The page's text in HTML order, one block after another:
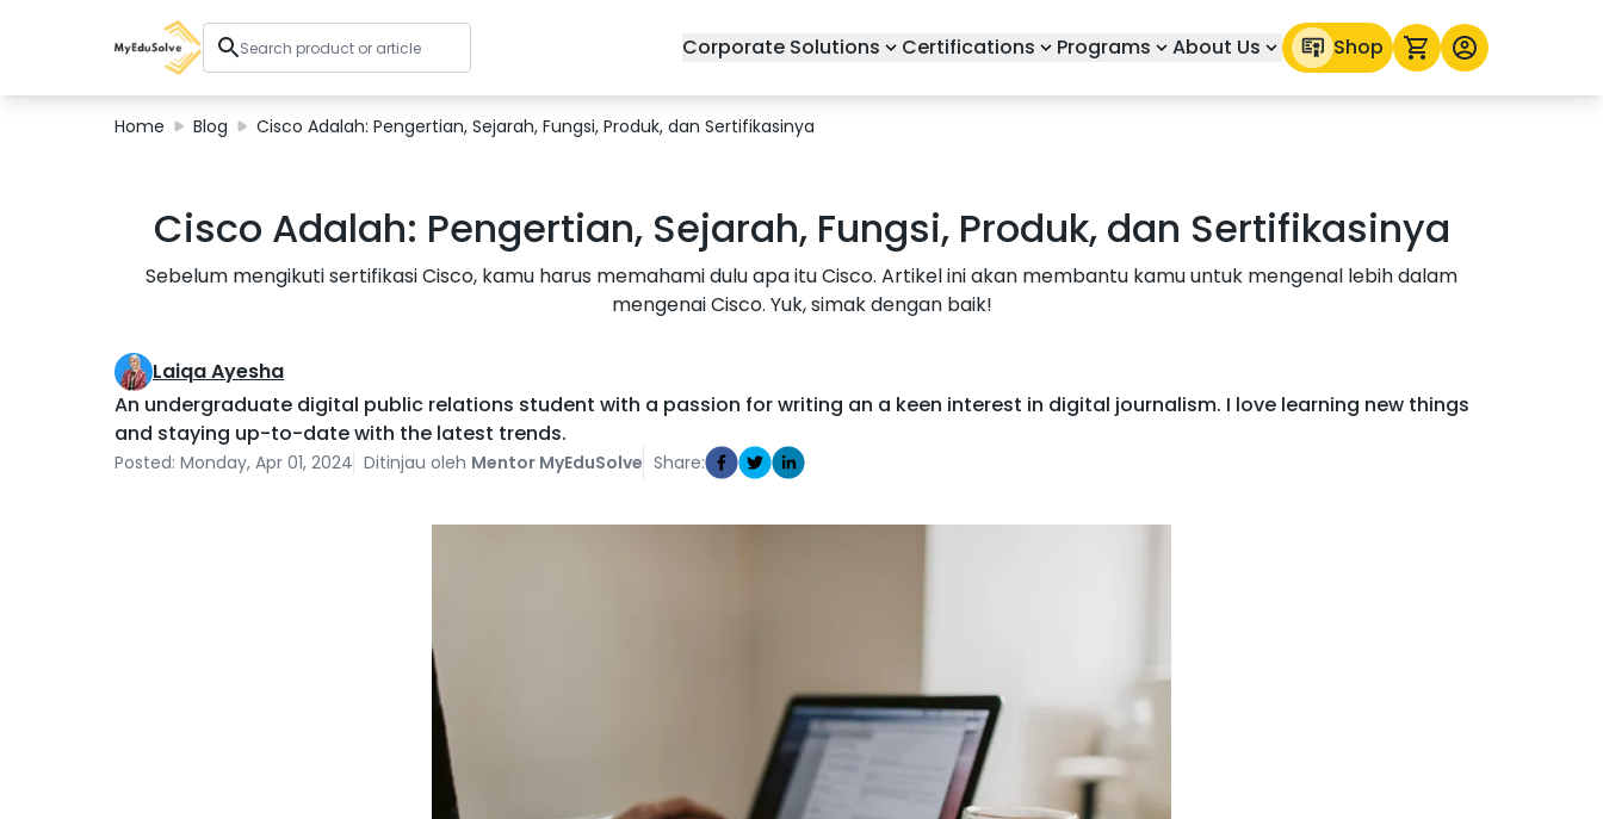
Corporate Solutions Certifications Programs About Us Shop
My Cart
Home Blog Cisco Adalah: Pengertian, Sejarah, Fungsi, Produk, dan Sertifikasinya
Cisco Adalah: Pengertian, Sejarah, Fungsi, Produk, dan Sertifikasinya
Sebelum mengikuti sertifikasi Cisco, kamu harus memahami dulu apa itu Cisco. Artikel ini akan membantu kamu untuk mengenal lebih dalam
mengenai Cisco. Yuk, simak dengan baik!
Laiqa Ayesha
An undergraduate digital public relations student with a passion for writing an a keen interest in digital journalism. I love learning new things
and staying up-to-date with the latest trends.
Posted: Monday, Apr 01, 2024 Ditinjau oleh Mentor MyEduSolve Share: